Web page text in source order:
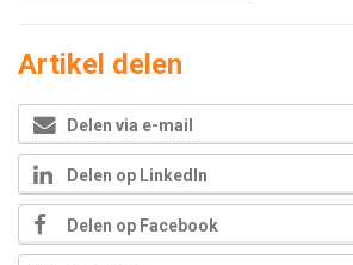
Artikel delen
Delen via e-mail
Delen op LinkedIn
Delen op Facebook